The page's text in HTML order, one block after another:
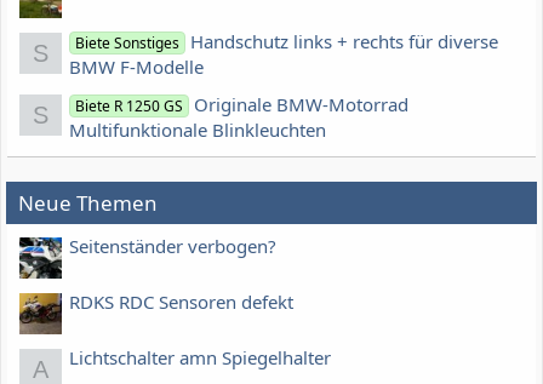
S Biete Sonstiges Handschutz links + rechts für diverse
BMW F-Modelle
S Biete R 1250 GS
Originale BMW-Motorrad
Multifunktionale Blinkleuchten
Neue Themen
Seitenständer verbogen?
RDKS RDC Sensoren defekt
A Lichtschalter amn Spiegelhalter